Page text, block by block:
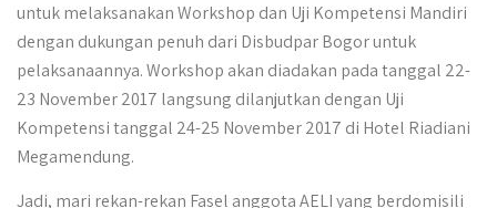
untuk melaksanakan Workshop dan Uji Kompetensi Mandiri
dengan dukungan penuh dari Disbudpar Bogor untuk
pelaksanaannya. Workshop akan diadakan pada tanggal 22-
23 November 2017 langsung dilanjutkan dengan Uji
Kompetensi tanggal 24-25 November 2017 di Hotel Riadiani
Megamendung.
Jadi, mari rekan-rekan Fasel anggota AELI yang berdomisili